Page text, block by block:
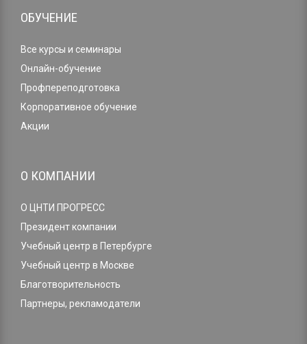
ОБУЧЕНИЕ
Все курсы и семинары
Онлайн-обучение
Профпереподготовка
Корпоративное обучение
Акции
О КОМПАНИИ
О ЦНТИ ПРОГРЕСС
Президент компании
Учебный центр в Петербурге
Учебный центр в Москве
Благотворительность
Партнеры, рекламодатели